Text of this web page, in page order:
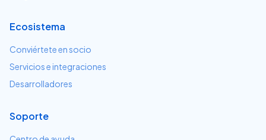
Ecosistema
Conviértete en socio
Servicios e integraciones
Desarrolladores
Soporte